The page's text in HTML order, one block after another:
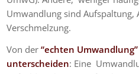
Umwandlung sind Aufspaltung,
Verschmelzung.
Von der “echten
unterscheiden: Eine